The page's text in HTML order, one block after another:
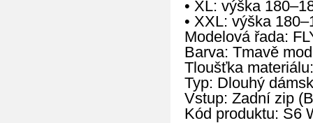
• XL: výška
• XXL: výška
Modelová řada:
Barva: Tmavě
Tloušťka
Typ: Dlouhý
Vstup: Zadní zip
Kód produktu: S6